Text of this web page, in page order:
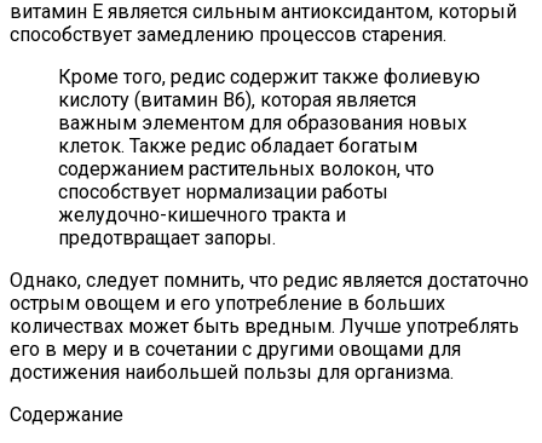
витамин Е является сильным антиоксидантом, который
способствует замедлению процессов старения.
Кроме того, редис содержит также фолиевую
кислоту (витамин В6), которая является
важным элементом для образования новых
клеток. Также редис обладает богатым
содержанием растительных волокон, что
способствует нормализации работы
желудочно-кишечного тракта и
предотвращает запоры.
Однако, следует помнить, что редис является достаточно
острым овощем и его употребление в больших
количествах может быть вредным. Лучше употреблять
его в меру и в сочетании с другими овощами для
достижения наибольшей пользы для организма.
Содержание